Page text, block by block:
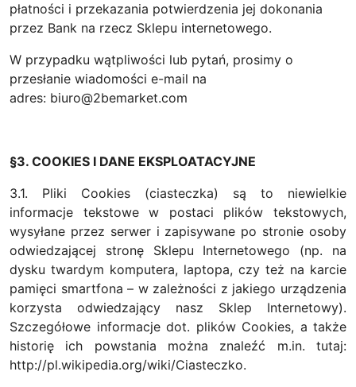
płatności i przekazania potwierdzenia jej dokonania
przez Bank na rzecz Sklepu internetowego.
W przypadku wątpliwości lub pytań, prosimy o
przesłanie wiadomości e-mail na
adres: biuro@2bemarket.com
§3. COOKIES I DANE EKSPLOATACYJNE
3.1. Pliki Cookies (ciasteczka) są to niewielkie
informacje tekstowe w postaci plików tekstowych,
wysyłane przez serwer i zapisywane po stronie osoby
odwiedzającej stronę Sklepu Internetowego (np. na
dysku twardym komputera, laptopa, czy też na karcie
pamięci smartfona – w zależności z jakiego urządzenia
korzysta odwiedzający nasz Sklep Internetowy).
Szczegółowe informacje dot. plików Cookies, a także
historię ich powstania można znaleźć m.in. tutaj:
http://pl.wikipedia.org/wiki/Ciasteczko.